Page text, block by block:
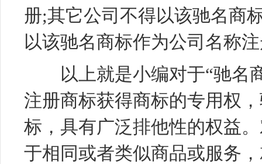
册;其它公司不得以该驰名商
以该驰名商标作为公司名称
以上就是小编对于“驰名
注册商标获得商标的专用权
标，具有广泛排他性的权益
于相同或者类似商品或服务